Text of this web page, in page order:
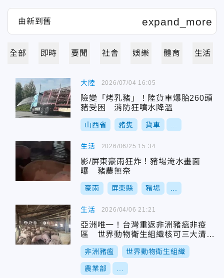
全部 即時 要聞 社會 娛樂 體育 生活
大陸
險變「烤乳豬」！陸貨車爆胎260頭
豬受困 消防狂噴水降溫
山西省 豬隻 貨車
2026/07/04 16:05
生活
影/屏東豪雨狂炸！豬場淹水畫面
曝 豬農無奈
豪雨 屏東縣 豬場
2026/06/25 15:34
生活
亞洲唯一！台灣重返非洲豬瘟非疫
區 世界動物衛生組織核可三大清淨
國
非洲豬瘟 世界動物衛生組織
農業部
2026/04/06 21:21